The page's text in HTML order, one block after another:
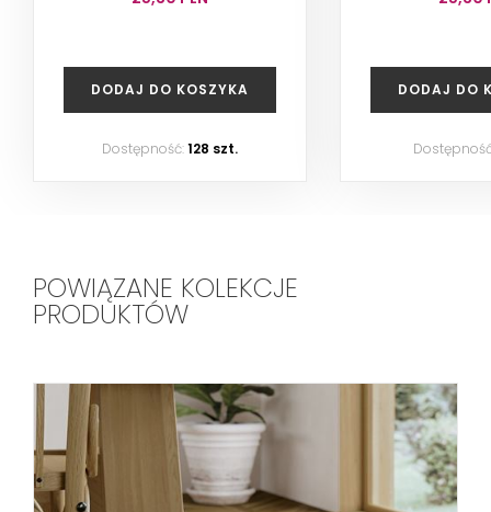
DODAJ DO KOSZYKA
Dostępność:128 szt.
DODAJ DO
POWIĄZANE KOLEKCJE
PRODUKTÓW